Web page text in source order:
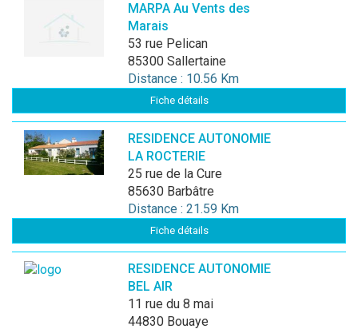
MARPA Au Vents des
Marais
53 rue Pelican
85300 Sallertaine
Distance : 10.56 Km
Fiche détails
RESIDENCE AUTONOMIE
LA ROCTERIE
25 rue de la Cure
85630 Barbâtre
Distance : 21.59 Km
Fiche détails
RESIDENCE AUTONOMIE
BEL AIR
11 rue du 8 mai
44830 Bouaye